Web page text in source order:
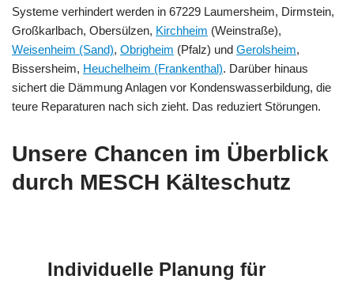
Systeme verhindert werden in 67229 Laumersheim, Dirmstein,
Großkarlbach, Obersülzen, Kirchheim (Weinstraße),
Weisenheim (Sand), Obrigheim (Pfalz) und Gerolsheim,
Bissersheim, Heuchelheim (Frankenthal). Darüber hinaus
sichert die Dämmung Anlagen vor Kondenswasserbildung, die
teure Reparaturen nach sich zieht. Das reduziert Störungen.
Unsere Chancen im Überblick
durch MESCH Kälteschutz
Individuelle Planung für